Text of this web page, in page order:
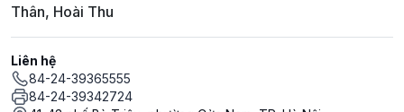
Thân, Hoài Thu
Liên hệ
84-24-39365555
84-24-39342724